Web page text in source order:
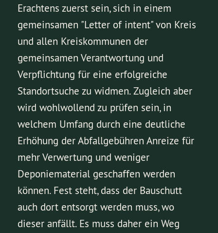
Erachtens zuerst sein, sich in einem
gemeinsamen "Letter of intent" von Kreis
und allen Kreiskommunen der
gemeinsamen Verantwortung und
Verpflichtung für eine erfolgreiche
Standortsuche zu widmen. Zugleich aber
wird wohlwollend zu prüfen sein, in
welchem Umfang durch eine deutliche
Erhöhung der Abfallgebühren Anreize für
mehr Verwertung und weniger
Deponiematerial geschaffen werden
können. Fest steht, dass der Bauschutt
auch dort entsorgt werden muss, wo
dieser anfällt. Es muss daher ein Weg